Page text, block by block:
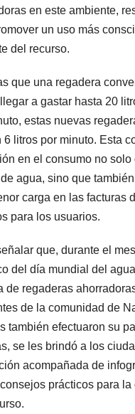
en este ambiente,
un uso más
del recurso.
que una regadera
a gastar hasta 20
estas nuevas
6 litros por minuto. Esta
en el consumo no solo
agua, sino que
carga en las facturas
para los usuarios.
que, durante el
del día mundial del
de regaderas
de la comunidad de
también efectuaron su
se les brindó a los
acompañada de
prácticos para la